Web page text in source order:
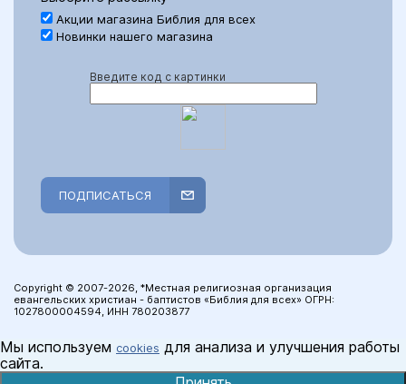
Акции магазина Библия для всех
Новинки нашего магазина
Введите код с картинки
ПОДПИСАТЬСЯ
Copyright © 2007-2026, *Местная религиозная организация
евангельских христиан - баптистов «Библия для всех» ОГРН:
1027800004594, ИНН 780203877
Мы используем cookies для анализа и улучшения работы
сайта.